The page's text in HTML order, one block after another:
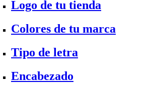
Logo de tu tienda
Colores de tu marca
Tipo de letra
Encabezado